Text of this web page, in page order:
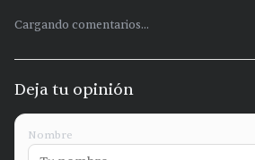
Cargando comentarios...
Deja tu opinión
Nombre